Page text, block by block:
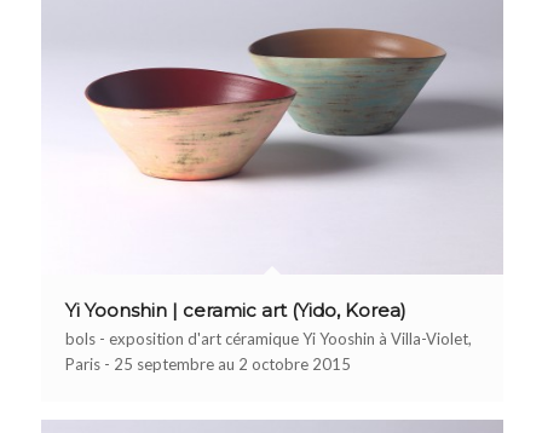
Yi Yoonshin | ceramic art (Yido, Korea)
bols - exposition d'art céramique Yi Yooshin à Villa-Violet,
Paris - 25 septembre au 2 octobre 2015